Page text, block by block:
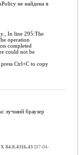
не найдена в
In line 295:The
operation
completed
could not be
Ctrl+C to copy
лучший браузер
84.0.4316.43[07-04-